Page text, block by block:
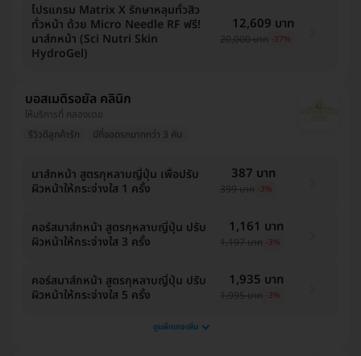
ลาดพร้าว, บางนา, พิษณุโลก, นนทบุรี, นครราชสีมา,
ห้วยขวาง, ประเวศ, บางกะปิ, สงขลา, ขอนแก่น,
บางกอกน้อย, เชียงใหม่, คันนายาว, สมุทรปราการ, สระบุรี,
จันทบุรี, ระยอง, ภูเก็ต, ธนบุรี
โปรแกรม Matrix X รักษาหลุมทั่วสิว
ทั่วหน้า ด้วย Micro Needle RF ฟรี!
มาส์กหน้า (Sci Nutri Skin
HydroGel)
12,609 บาท
20,000 บาท -37%
บอสเมดิรอยัล คลินิก
ให้บริการที่ คลองเตย
รีวิวดีลูกค้ารัก
มีที่จอดรถมากกว่า 3 คัน
มาส์กหน้า สูตรกุหลาบญี่ปุ่น เพื่อปรับ
ผิวหน้าให้กระจ่างใส 1 ครั้ง
387 บาท
399 บาท -3%
คอร์สมาส์กหน้า สูตรกุหลาบญี่ปุ่น ปรับ
ผิวหน้าให้กระจ่างใส 3 ครั้ง
1,161 บาท
1,197 บาท -3%
คอร์สมาส์กหน้า สูตรกุหลาบญี่ปุ่น ปรับ
ผิวหน้าให้กระจ่างใส 5 ครั้ง
1,935 บาท
1,995 บาท -3%
ดูแพ็กเกจเพิ่ม